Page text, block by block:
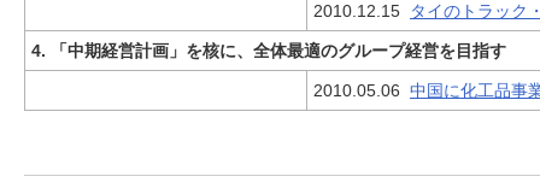
2010.12.15
タイのトラック
4. 「中期経営計画」を核に、全体最適のグループ経営を目指す
2010.05.06 中国に化工品事